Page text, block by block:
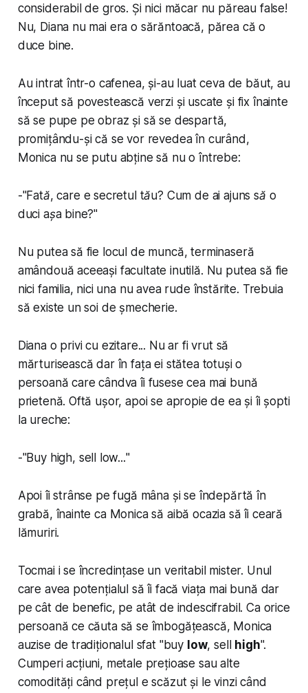
considerabil de gros. Și nici măcar nu păreau false!
Nu, Diana nu mai era o sărăntoacă, părea că o
duce bine.
Au intrat într-o cafenea, și-au luat ceva de băut, au
început să povestească verzi și uscate și fix înainte
să se pupe pe obraz și să se despartă,
promițându-și că se vor revedea în curând,
Monica nu se putu abține să nu o întrebe:
-"Fată, care e secretul tău? Cum de ai ajuns să o
duci așa bine?"
Nu putea să fie locul de muncă, terminaseră
amândouă aceeași facultate inutilă. Nu putea să fie
nici familia, nici una nu avea rude înstărite. Trebuia
să existe un soi de șmecherie.
Diana o privi cu ezitare... Nu ar fi vrut să
mărturisească dar în fața ei stătea totuși o
persoană care cândva îi fusese cea mai bună
prietenă. Oftă ușor, apoi se apropie de ea și îi șopti
la ureche:
-"Buy high, sell low..."
Apoi îi strânse pe fugă mâna și se îndepărtă în
grabă, înainte ca Monica să aibă ocazia să îi ceară
lămuriri.
Tocmai i se încredințase un veritabil mister. Unul
care avea potențialul să îi facă viața mai bună dar
pe cât de benefic, pe atât de indescifrabil. Ca orice
persoană ce căuta să se îmbogățească, Monica
auzise de tradiționalul sfat "buy low, sell high".
Cumperi acțiuni, metale prețioase sau alte
comodități când prețul e scăzut și le vinzi când